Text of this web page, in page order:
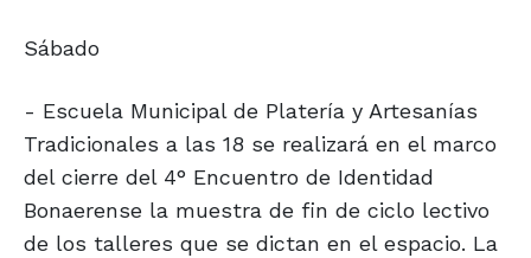
Sábado
- Escuela Municipal de Platería y Artesanías
Tradicionales a las 18 se realizará en el marco
del cierre del 4° Encuentro de Identidad
Bonaerense la muestra de fin de ciclo lectivo
de los talleres que se dictan en el espacio. La